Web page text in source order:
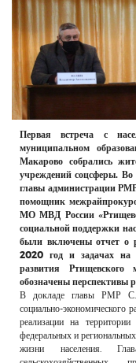
ОБЪЯВЛЕНИЯ
КОНТАКТЫ
Первая встреча с
муниципальном
Макарово собрались
учреждений соцсферы. Во
главы администрации
помощник
МО МВД России
социальной поддержки
были включены отчет о
2020 год и задачах на
развития
обозначены перспективы
В докладе главы РМР
социально-экономического
реализации на
федеральных и
жизни населения.